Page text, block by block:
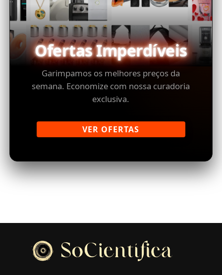
Ofertas Imperdíveis
Garimpamos os melhores preços da
semana. Economize com nossa curadoria
exclusiva.
VER OFERTAS